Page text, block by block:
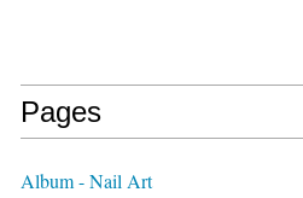
Pages
Album - Nail Art